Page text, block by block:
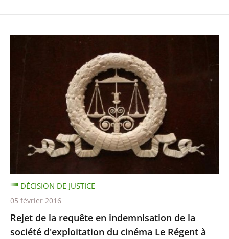
Rejet de la requête en indemnisation de la
société d'exploitation du cinéma Le Régent à
DÉCISION DE JUSTICE
05 février 2016